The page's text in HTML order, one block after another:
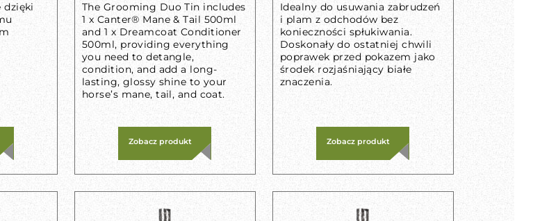
dzięki
The Grooming Duo Tin includes
1 x Canter® Mane & Tail 500ml
and 1 x Dreamcoat Conditioner
500ml, providing everything
you need to detangle,
condition, and add a long-
lasting, glossy shine to your
horse’s mane, tail, and coat.
Zobacz produkt
Idealny do usuwania zabrudzeń
i plam z odchodów bez
konieczności spłukiwania.
Doskonały do ostatniej chwili
poprawek przed pokazem jako
środek rozjaśniający białe
znaczenia.
Zobacz produkt